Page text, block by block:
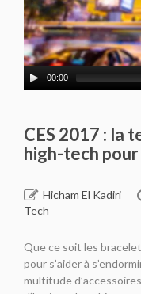
00:00
CES 2017 : la
high-tech
Hicham El Kadiri
Tech
Que ce soit les
pour s’aider à
multitude